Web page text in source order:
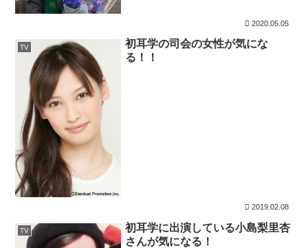
2020.05.05
TV
初耳学の司会の女性が気にな
る！！
2019.02.08
TV
初耳学に出演している小島梨里杏
さんが気になる！